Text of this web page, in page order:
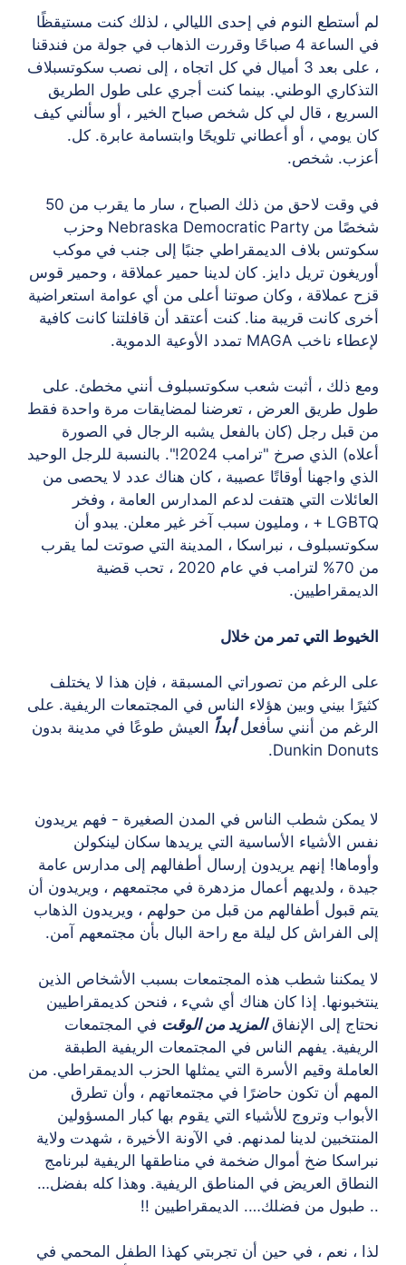
لم أستطع النوم في إحدى الليالي ، لذلك كنت مستيقظًا
في الساعة 4 صباحًا وقررت الذهاب في جولة من فندقنا
، على بعد 3 أميال في كل اتجاه ، إلى نصب سكوتسبلاف
التذكاري الوطني. بينما كنت أجري على طول الطريق
السريع ، قال لي كل شخص صباح الخير ، أو سألني كيف
كان يومي ، أو أعطاني تلويحًا وابتسامة عابرة. كل.
أعزب. شخص.
في وقت لاحق من ذلك الصباح ، سار ما يقرب من 50
شخصًا من Nebraska Democratic Party وحزب
سكوتس بلاف الديمقراطي جنبًا إلى جنب في موكب
أوريغون تريل دايز. كان لدينا حمير عملاقة ، وحمير قوس
قزح عملاقة ، وكان صوتنا أعلى من أي عوامة استعراضية
أخرى كانت قريبة منا. كنت أعتقد أن قافلتنا كانت كافية
لإعطاء ناخب MAGA تمدد الأوعية الدموية.
ومع ذلك ، أثبت شعب سكوتسبلوف أنني مخطئ. على
طول طريق العرض ، تعرضنا لمضايقات مرة واحدة فقط
من قبل رجل (كان بالفعل يشبه الرجال في الصورة
أعلاه) الذي صرخ "ترامب 2024!". بالنسبة للرجل الوحيد
الذي واجهنا أوقاتًا عصيبة ، كان هناك عدد لا يحصى من
العائلات التي هتفت لدعم المدارس العامة ، وفخر
LGBTQ + ، ومليون سبب آخر غير معلن. يبدو أن
سكوتسبلوف ، نبراسكا ، المدينة التي صوتت لما يقرب
من 70% لترامب في عام 2020 ، تحب قضية
الديمقراطيين.
الخيوط التي تمر من خلال
على الرغم من تصوراتي المسبقة ، فإن هذا لا يختلف
كثيرًا بيني وبين هؤلاء الناس في المجتمعات الريفية. على
الرغم من أنني سأفعلأبداً العيش طوعًا في مدينة بدون
Dunkin Donuts.
لا يمكن شطب الناس في المدن الصغيرة - فهم يريدون
نفس الأشياء الأساسية التي يريدها سكان لينكولن
وأوماها! إنهم يريدون إرسال أطفالهم إلى مدارس عامة
جيدة ، ولديهم أعمال مزدهرة في مجتمعهم ، ويريدون أن
يتم قبول أطفالهم من قبل من حولهم ، ويريدون الذهاب
إلى الفراش كل ليلة مع راحة البال بأن مجتمعهم آمن.
لا يمكننا شطب هذه المجتمعات بسبب الأشخاص الذين
ينتخبونها. إذا كان هناك أي شيء ، فنحن كديمقراطيين
نحتاج إلى الإنفاقالمزيد من الوقت في المجتمعات
الريفية. يفهم الناس في المجتمعات الريفية الطبقة
العاملة وقيم الأسرة التي يمثلها الحزب الديمقراطي. من
المهم أن تكون حاضرًا في مجتمعاتهم ، وأن تطرق
الأبواب وتروج للأشياء التي يقوم بها كبار المسؤولين
المنتخبين لدينا لمدنهم. في الآونة الأخيرة ، شهدت ولاية
نبراسكا ضخ أموال ضخمة في مناطقها الريفية لبرنامج
النطاق العريض في المناطق الريفية. وهذا كله بفضل…
.. طبول من فضلك…. الديمقراطيين !!
لذا ، نعم ، في حين أن تجربتي كهذا الطفل المحمي في